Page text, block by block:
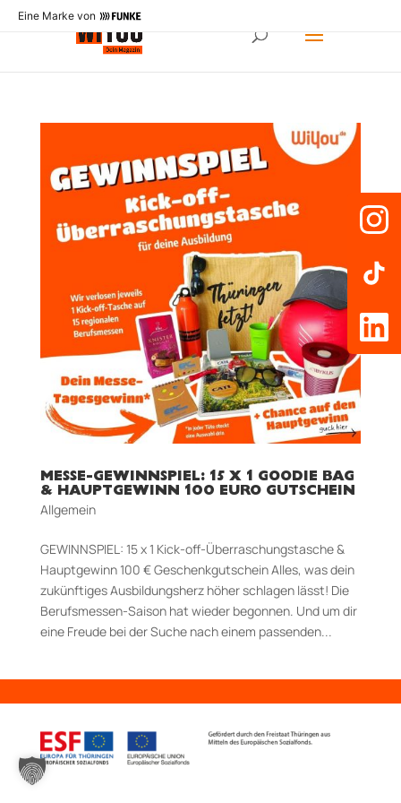
Eine Marke von
MESSE-GEWINNSPIEL: 15 X 1 GOODIE BAG
& HAUPTGEWINN 100 EURO GUTSCHEIN
Allgemein
GEWINNSPIEL: 15 x 1 Kick-off-Überraschungstasche &
Hauptgewinn 100 € Geschenkgutschein Alles, was dein
zukünftiges Ausbildungsherz höher schlagen lässt! Die
Berufsmessen-Saison hat wieder begonnen. Und um dir
eine Freude bei der Suche nach einem passenden...